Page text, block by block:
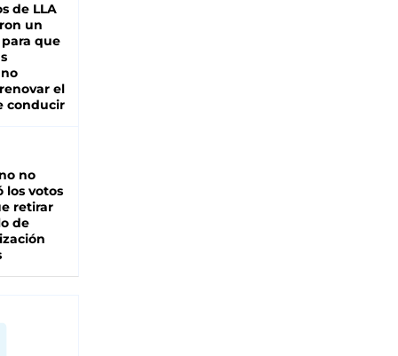
de LLA
un
que
el
conducir
no
los votos
retirar
de